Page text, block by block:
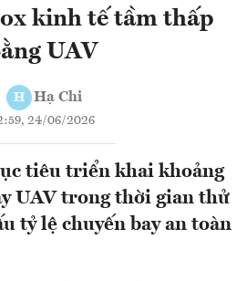
kinh tế tầm thấp
UAV
H Hạ Chi
24/06/2026
tiêu triển khai khoảng
UAV trong thời gian thử
tỷ lệ chuyến bay an toàn